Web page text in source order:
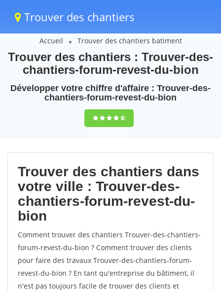
Trouver des chantiers
Accueil Trouver des chantiers batiment
Trouver des chantiers : Trouver-des-
chantiers-forum-revest-du-bion
Développer votre chiffre d'affaire : Trouver-des-
chantiers-forum-revest-du-bion
9,5(100%)81
votes
Trouver des chantiers dans
votre ville : Trouver-des-
chantiers-forum-revest-du-
bion
Comment trouver des chantiers Trouver-des-chantiers-
forum-revest-du-bion ? Comment trouver des clients
pour faire des travaux Trouver-des-chantiers-forum-
revest-du-bion ? En tant qu'entreprise du bâtiment, il
n'est pas toujours facile de trouver des clients et